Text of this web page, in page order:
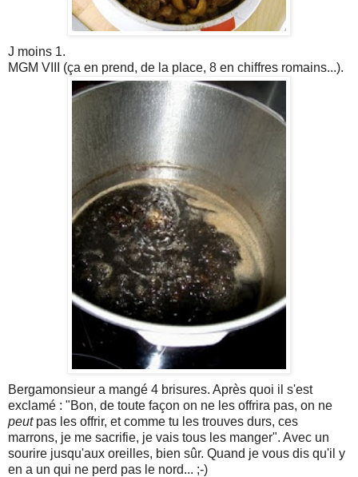
J moins 1.
MGM VIII (ça en prend, de la place, 8 en chiffres romains...).
Bergamonsieur a mangé 4 brisures. Après quoi il s'est
exclamé : "Bon, de toute façon on ne les offrira pas, on ne
peutpas les offrir, et comme tu les trouves durs, ces
marrons, je me sacrifie, je vais tous les manger". Avec un
sourire jusqu'aux oreilles, bien sûr. Quand je vous dis qu'il y
en a un qui ne perd pas le nord... ;-)